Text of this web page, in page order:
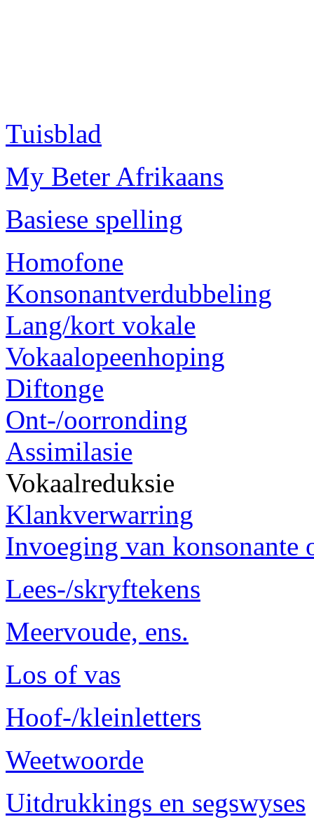
Tuisblad
My Beter Afrikaans
Basiese spelling
Homofone
Konsonantverdubbeling
Lang/kort vokale
Vokaalopeenhoping
Diftonge
Ont-/oorronding
Assimilasie
Vokaalreduksie
Klankverwarring
Invoeging van konsonante
Lees-/skryftekens
Meervoude, ens.
Los of vas
Hoof-/kleinletters
Weetwoorde
Uitdrukkings en segswyses